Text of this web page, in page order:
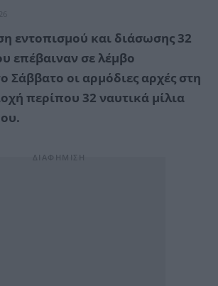
εντοπισμού και διάσωσης 32
επέβαιναν σε λέμβο
οι αρμόδιες αρχές στη
περίπου 32 ναυτικά μίλια